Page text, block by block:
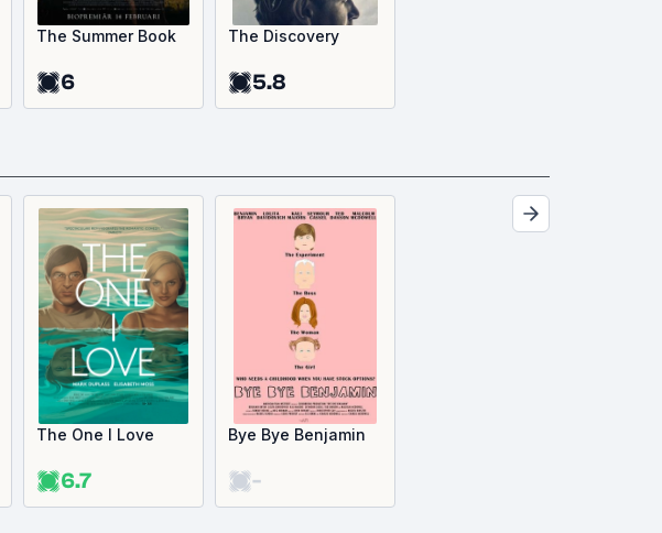
The Summer Book
6
The Discovery
5.8
The One I Love
6.7
Bye Bye Benjamin
-